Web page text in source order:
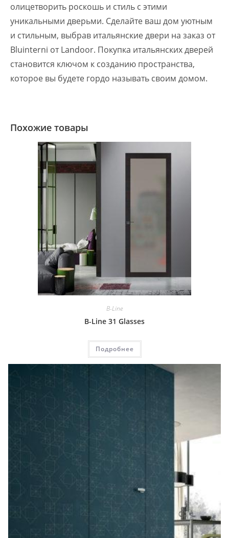
олицетворить роскошь и стиль с этими
уникальными дверьми. Сделайте ваш дом уютным
и стильным, выбрав итальянские двери на заказ от
Bluinterni от Landoor. Покупка итальянских дверей
становится ключом к созданию пространства,
которое вы будете гордо называть своим домом.
Похожие товары
B-Line
B-Line 31 Glasses
Подробнее